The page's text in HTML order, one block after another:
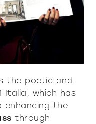
the poetic and
Italia, which has
enhancing the
through